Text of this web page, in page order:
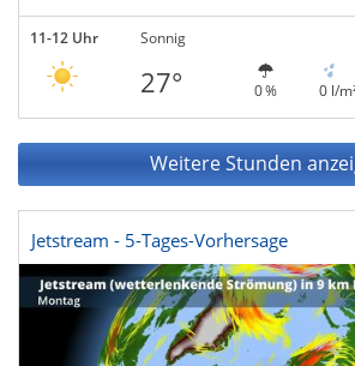
11-12 Uhr Sonnig
27° 0 % 0 l/
Weitere Stunden
Jetstream - 5-Tages-Vorhersage